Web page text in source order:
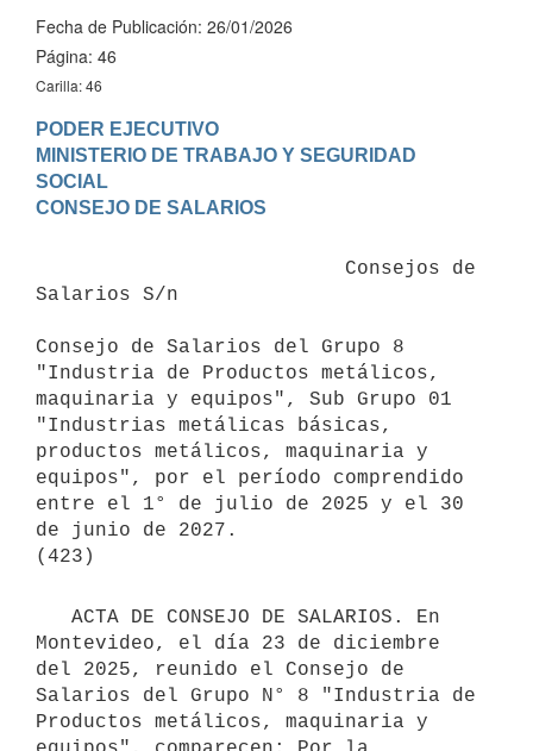
Fecha de Publicación: 26/01/2026
Página: 46
Carilla: 46
PODER EJECUTIVO
MINISTERIO DE TRABAJO Y SEGURIDAD
SOCIAL
Salarios S/n
Consejo de Salarios del Grupo 8
"Industria de Productos metálicos,
maquinaria y equipos", Sub Grupo 01
"Industrias metálicas básicas,
productos metálicos, maquinaria y
equipos", por el período comprendido
entre el 1° de julio de 2025 y el 30
de junio de 2027.
Montevideo, el día 23 de diciembre
del 2025, reunido el Consejo de
Salarios del Grupo N° 8 "Industria de
Productos metálicos, maquinaria y